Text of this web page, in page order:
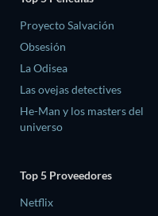
Proyecto Salvación
Obsesión
La Odisea
Las ovejas detectives
He-Man y los masters del
universo
Top 5 Proveedores
Netflix